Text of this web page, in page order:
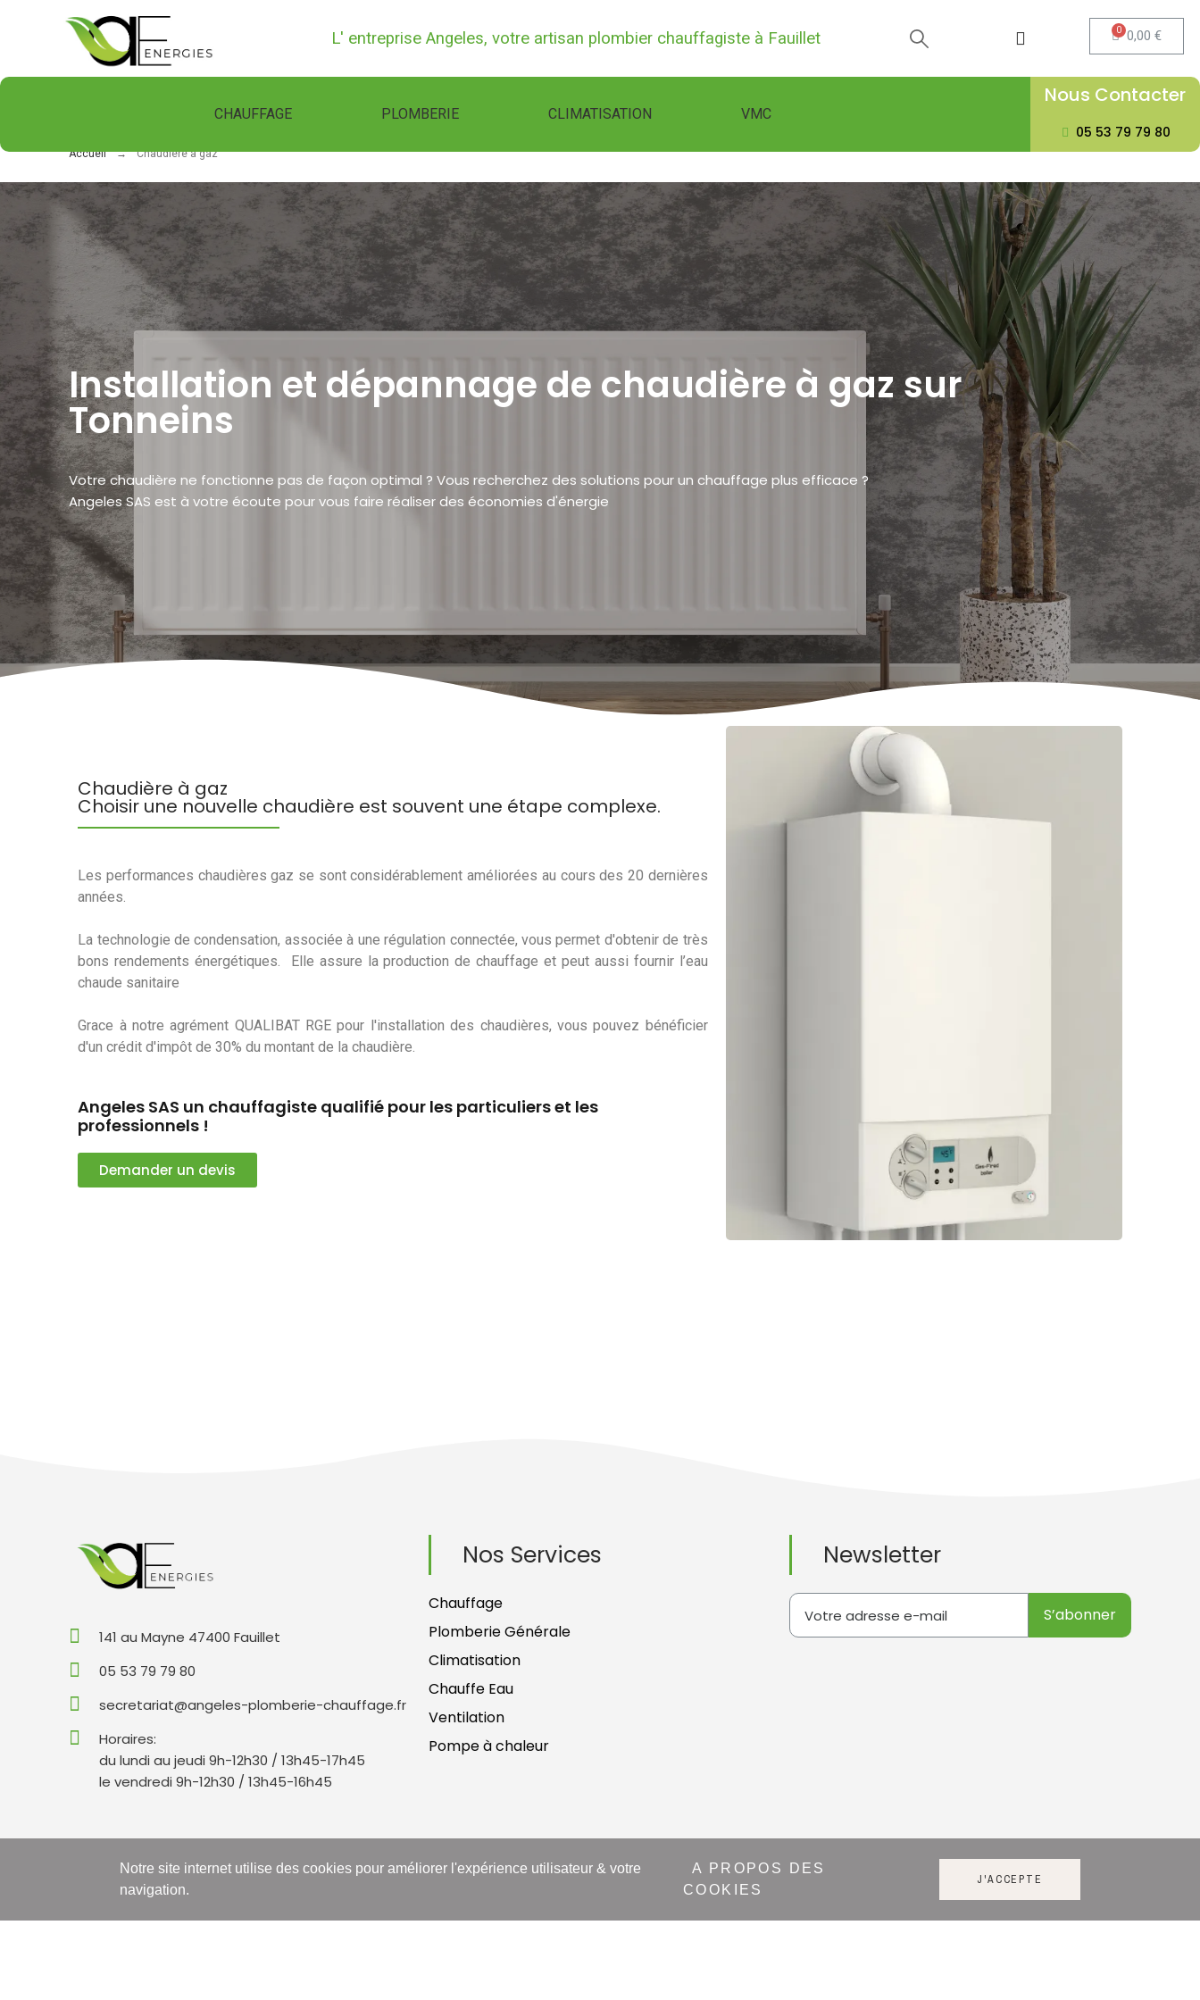
L' entreprise Angeles, votre artisan plombier chauffagiste à Fauillet 0,00 €
CHAUFFAGE PLOMBERIE CLIMATISATION VMC
Nous Contacter
05 53 79 79 80
Accueil Chaudière à gaz
Installation et dépannage de chaudière à gaz sur
Tonneins
Votre chaudière ne fonctionne pas de façon optimal ? Vous recherchez des solutions pour un chauffage plus efficace ?
Angeles SAS est à votre écoute pour vous faire réaliser des économies d'énergie
Chaudière à gaz
Choisir une nouvelle chaudière est souvent une étape complexe.
Les performances chaudières gaz se sont considérablement améliorées au cours des 20 dernières
années.
La technologie de condensation, associée à une régulation connectée, vous permet d'obtenir de très
bons rendements énergétiques. Elle assure la production de chauffage et peut aussi fournir l’eau
chaude sanitaire
Grace à notre agrément QUALIBAT RGE pour l'installation des chaudières, vous pouvez bénéficier
d'un crédit d'impôt de 30% du montant de la chaudière.
Angeles SAS un chauffagiste qualifié pour les particuliers et les
professionnels !
Demander un devis
141 au Mayne 47400 Fauillet
05 53 79 79 80
secretariat@angeles-plomberie-chauffage.fr
Horaires:
du lundi au jeudi 9h-12h30 / 13h45-17h45
le vendredi 9h-12h30 / 13h45-16h45
Nos Services
Chauffage
Plomberie Générale
Climatisation
Chauffe Eau
Ventilation
Pompe à chaleur
Newsletter
S’abonner
Mentions légales Création Art'Com Bureautique
Notre site internet utilise des cookies pour améliorer l'expérience utilisateur & votre
navigation.
A PROPOS DES
COOKIES
J'ACCEPTE